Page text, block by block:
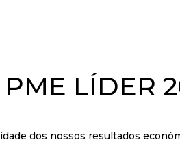
PME LÍDER
dos nossos resultados